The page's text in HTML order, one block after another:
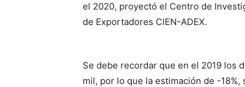
el 2020, proyectó el Centro de
de Exportadores CIEN-ADEX.
Se debe recordar que en el 2019 los
mil, por lo que la estimación de -